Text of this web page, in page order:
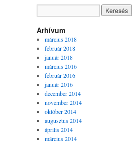
Arhívum
március 2018
február 2018
január 2018
március 2016
február 2016
január 2016
december 2014
november 2014
október 2014
augusztus 2014
április 2014
március 2014